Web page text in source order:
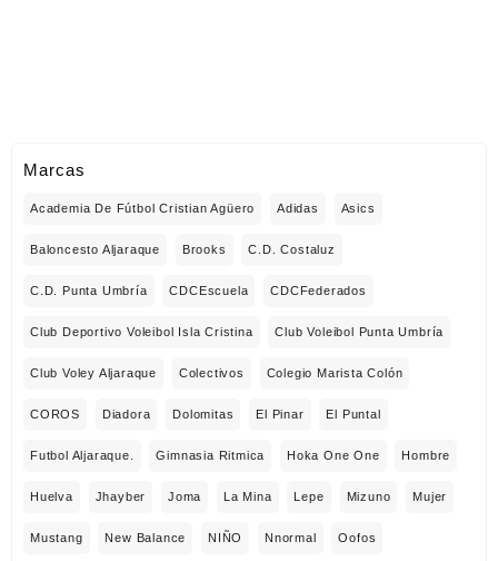
Marcas
Academia De Fútbol Cristian Agüero Adidas Asics
Baloncesto Aljaraque Brooks C.D. Costaluz
C.D. Punta Umbría CDCEscuela CDCFederados
Club Deportivo Voleibol Isla Cristina Club Voleibol Punta Umbría
Club Voley Aljaraque Colectivos Colegio Marista Colón
COROS Diadora Dolomitas El Pinar El Puntal
Futbol Aljaraque. Gimnasia Ritmica Hoka One One Hombre
Huelva Jhayber Joma La Mina Lepe Mizuno Mujer
Mustang New Balance NIÑO Nnormal Oofos